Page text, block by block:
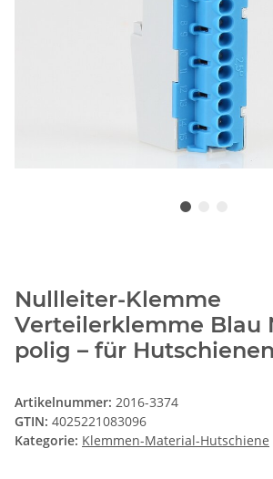
Nullleiter-Klemme
Verteilerklemme Blau
polig – für
Artikelnummer: 2016-3374
GTIN: 4025221083096
Kategorie: Klemmen-Material-Hutschiene